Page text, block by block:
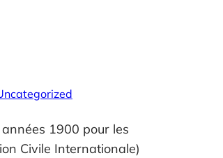
1900 pour les
Civile Internationale)